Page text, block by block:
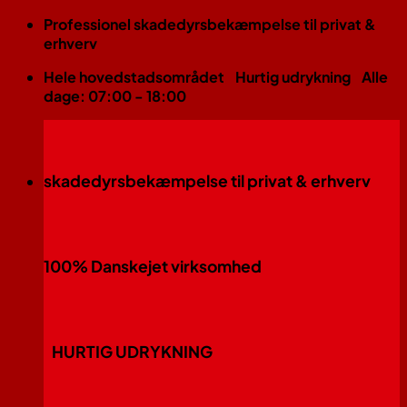
FortsætProfessionel skadedyrsbekæmpelse til privat &
erhverv
Hele hovedstadsområdet
Hurtig udrykning Alle
dage: 07:00 - 18:00
skadedyrsbekæmpelse til privat & erhverv
100% Danskejet virksomhed
HURTIG UDRYKNING